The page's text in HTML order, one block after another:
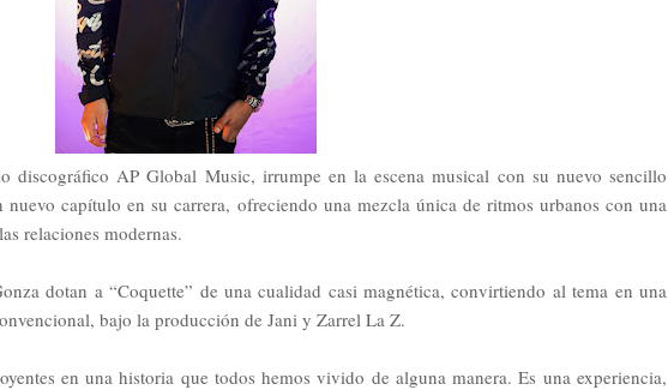
discográfico AP Global Music, irrumpe en la escena musical con su nuevo sencillo
nuevo capítulo en su carrera, ofreciendo una mezcla única de ritmos urbanos con una
relaciones modernas.
dotan a “Coquette” de una cualidad casi magnética, convirtiendo al tema en una
bajo la producción de Jani y Zarrel La Z.
en una historia que todos hemos vivido de alguna manera. Es una experiencia,